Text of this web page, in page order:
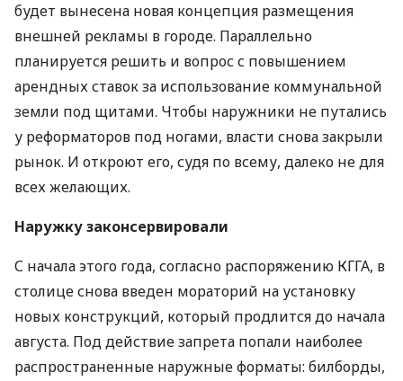
будет вынесена новая концепция размещения
внешней рекламы в городе. Параллельно
планируется решить и вопрос с повышением
арендных ставок за использование коммунальной
земли под щитами. Чтобы наружники не путались
у реформаторов под ногами, власти снова закрыли
рынок. И откроют его, судя по всему, далеко не для
всех желающих.
Наружку законсервировали
С начала этого года, согласно распоряжению КГГА, в
столице снова введен мораторий на установку
новых конструкций, который продлится до начала
августа. Под действие запрета попали наиболее
распространенные наружные форматы: билборды,